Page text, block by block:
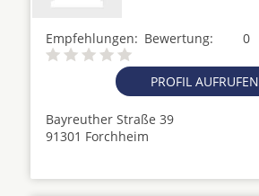
Empfehlungen: 0
Bewertung:
PROFIL AUFRUFEN
Bayreuther Straße 39
91301 Forchheim